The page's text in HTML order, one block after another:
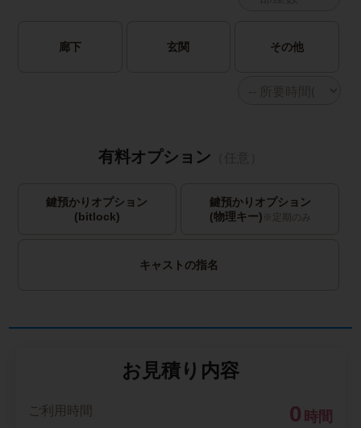
廊下 玄関 その他
有料オプション
鍵預かりオプション
(bitlock)
鍵預かりオプション
(物理キー) ※定期のみ
キャストの指名
お見積り内容
ご利用時間 0 時間